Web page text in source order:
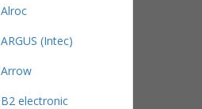
Alroc
ARGUS (Intec)
Arrow
B2 electronic